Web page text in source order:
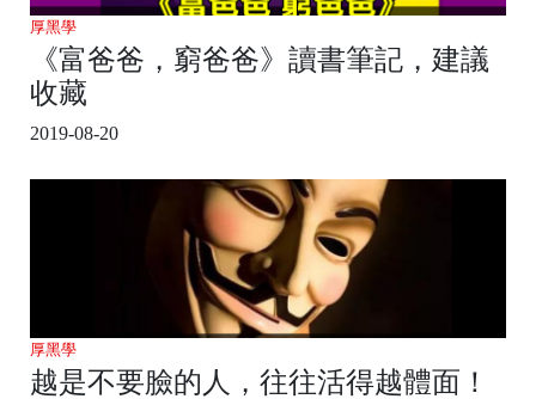
厚黑學
《富爸爸，窮爸爸》讀書筆記，建議
收藏
2019-08-20
厚黑學
越是不要臉的人，往往活得越體面！